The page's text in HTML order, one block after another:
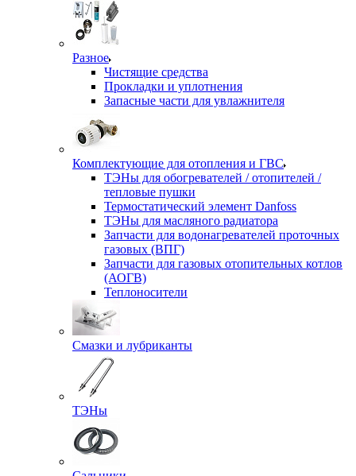
Разное
Чистящие средства
Прокладки и уплотнения
Запасные части для увлажнителя
Комплектующие для отопления и ГВС
ТЭНы для обогревателей / отопителей /
тепловые пушки
Термостатический элемент Danfoss
ТЭНы для масляного радиатора
Запчасти для водонагревателей проточных
газовых (ВПГ)
Запчасти для газовых отопительных котлов
(АОГВ)
Теплоносители
Смазки и лубриканты
ТЭНы